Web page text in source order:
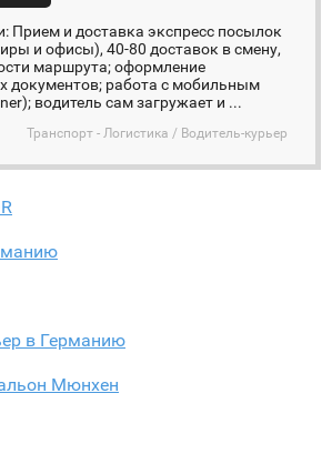
Прием и доставка экспресс посылок
и офисы), 40-80 доставок в смену,
маршрута; оформление
документов; работа с мобильным
водитель сам загружает и ...
Транспорт - Логистика / Водитель-курьер
в Германию
Мюнхен